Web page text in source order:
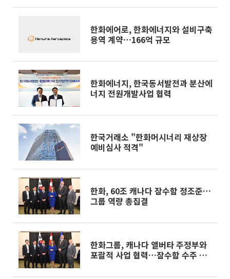
한화에어로, 한화에너지와 설비구축
용역 계약…166억 규모
한화에너지, 한국동서발전과 분산에
너지 전원개발사업 협력
한국거래소 "한화머시너리 재상장
예비심사 적격"
한화, 60조 캐나다 잠수함 정조준…
그룹 역량 총집결
한화그룹, 캐나다 앨버타 주정부와
포괄적 사업 협력…잠수함 수주 지